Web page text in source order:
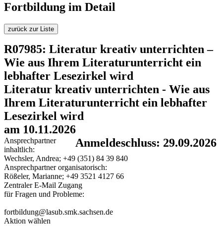
Fortbildung im Detail
zurück zur Liste
R07985: Literatur kreativ unterrichten –
Wie aus Ihrem Literaturunterricht ein
lebhafter Lesezirkel wird
Literatur kreativ unterrichten - Wie aus
Ihrem Literaturunterricht ein lebhafter
Lesezirkel wird
am 10.11.2026
Anmeldeschluss: 29.09.2026
Ansprechpartner
inhaltlich:
Wechsler, Andrea; +49 (351) 84 39 840
Ansprechpartner organisatorisch:
Rößeler, Marianne; +49 3521 4127 66
Zentraler E-Mail Zugang
für Fragen und Probleme:
fortbildung@lasub.smk.sachsen.de
Aktion wählen